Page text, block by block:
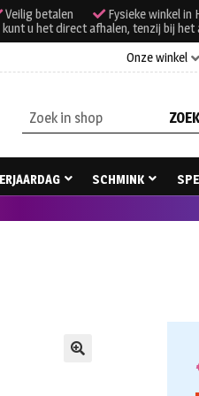
Veilig betalen
Fysieke winkel in
u het direct afhalen, tenzij bij het
Onze winkel
Zoeken
naar:
SCHMINK